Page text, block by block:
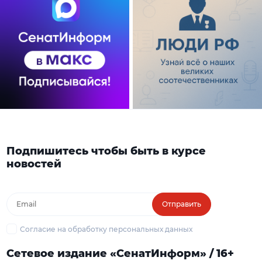
Подпишитесь чтобы быть в курсе
новостей
Отправить
Согласие на обработку персональных данных
Сетевое издание «СенатИнформ» / 16+